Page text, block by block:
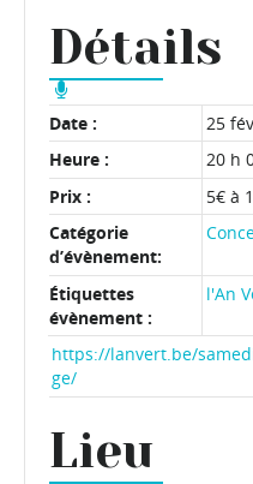
Détails
Date :
25
Heure :
20 h
Prix :
5€ à
Catégorie
d’évènement:
Étiquettes
évènement :
l'An
https://lanvert.be/
ge/
Lieu